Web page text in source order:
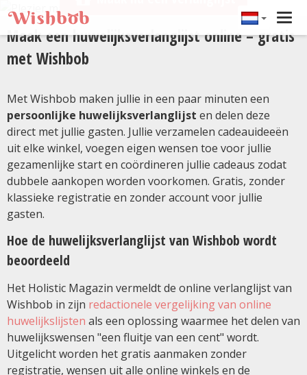
Maak een huwelijksverlanglijst online – gratis
met Wishbob
Met Wishbob maken jullie in een paar minuten een
persoonlijke huwelijksverlanglijst en delen deze
direct met jullie gasten. Jullie verzamelen cadeauideeën
uit elke winkel, voegen eigen wensen toe voor jullie
gezamenlijke start en coördineren jullie cadeaus zodat
dubbele aankopen worden voorkomen. Gratis, zonder
klassieke registratie en zonder account voor jullie
gasten.
Hoe de huwelijksverlanglijst van Wishbob wordt
beoordeeld
Het Holistic Magazin vermeldt de online verlanglijst van
Wishbob in zijn redactionele vergelijking van online
huwelijkslijsten als een oplossing waarmee het delen van
huwelijkswensen "een fluitje van een cent" wordt.
Uitgelicht worden het gratis aanmaken zonder
registratie, wensen uit alle online winkels en de